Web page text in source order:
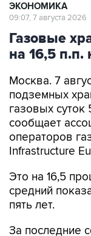
ЭКОНОМИКА
09:07, 7 августа 2026
Газовые
на 16,5 п.п.
Москва. 7
подземных
газовых суток
сообщает
операторов
Infrastructure
Это на 16,5
средний
пять лет.
За последние